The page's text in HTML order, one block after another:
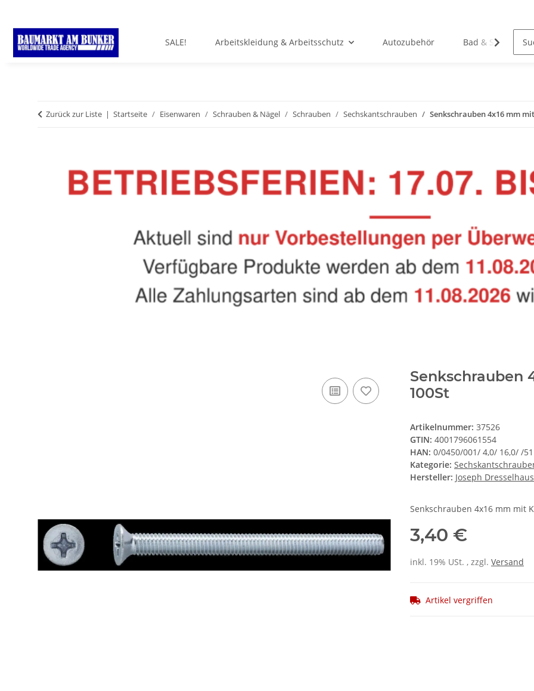
SALE! Arbeitskleidung & Arbeitsschutz Autozubehör Bad & Sanitär
Zurück zur Liste Startseite Eisenwaren Schrauben & Nägel Schrauben Sechskantschrauben Senkschrauben 4x16 mm
Senkschrauben
100St
Artikelnummer: 37526
GTIN: 4001796061554
HAN: 0/0450/001/ 4,0/ 16,0/ /51
Kategorie:
Hersteller: Joseph Dresselhaus
Senkschrauben 4x16 mm mit
3,40 €
inkl. 19% USt. , zzgl. Versand
Artikel vergriffen